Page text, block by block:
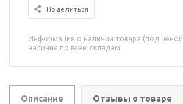
Поделиться
Информация о наличии товара (под
наличие по всем складам.
Описание Отзывы о товаре